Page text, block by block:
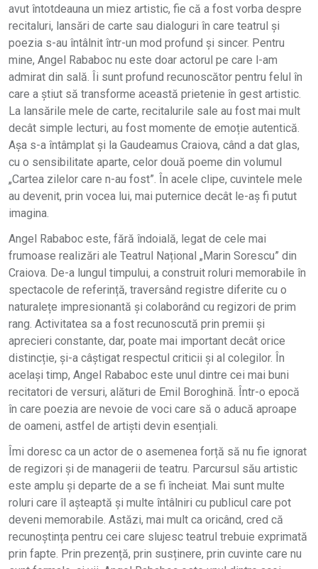
avut întotdeauna un miez artistic, fie că a fost vorba despre
recitaluri, lansări de carte sau dialoguri în care teatrul și
poezia s-au întâlnit într-un mod profund și sincer. Pentru
mine, Angel Rababoc nu este doar actorul pe care l-am
admirat din sală. Îi sunt profund recunoscător pentru felul în
care a știut să transforme această prietenie în gest artistic.
La lansările mele de carte, recitalurile sale au fost mai mult
decât simple lecturi, au fost momente de emoție autentică.
Așa s-a întâmplat și la Gaudeamus Craiova, când a dat glas,
cu o sensibilitate aparte, celor două poeme din volumul
„Cartea zilelor care n-au fost”. În acele clipe, cuvintele mele
au devenit, prin vocea lui, mai puternice decât le-aș fi putut
imagina.
Angel Rababoc este, fără îndoială, legat de cele mai
frumoase realizări ale Teatrul Național „Marin Sorescu” din
Craiova. De-a lungul timpului, a construit roluri memorabile în
spectacole de referință, traversând registre diferite cu o
naturalețe impresionantă și colaborând cu regizori de prim
rang. Activitatea sa a fost recunoscută prin premii și
aprecieri constante, dar, poate mai important decât orice
distincție, și-a câștigat respectul criticii și al colegilor. În
același timp, Angel Rababoc este unul dintre cei mai buni
recitatori de versuri, alături de Emil Boroghină. Într-o epocă
în care poezia are nevoie de voci care să o aducă aproape
de oameni, astfel de artiști devin esențiali.
Îmi doresc ca un actor de o asemenea forță să nu fie ignorat
de regizori și de managerii de teatru. Parcursul său artistic
este amplu și departe de a se fi încheiat. Mai sunt multe
roluri care îl așteaptă și multe întâlniri cu publicul care pot
deveni memorabile. Astăzi, mai mult ca oricând, cred că
recunoștința pentru cei care slujesc teatrul trebuie exprimată
prin fapte. Prin prezență, prin susținere, prin cuvinte care nu